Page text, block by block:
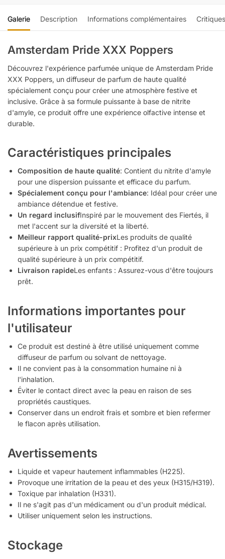
Galerie Description Informations complémentaires Critiques
Amsterdam Pride XXX Poppers
Découvrez l'expérience parfumée unique de Amsterdam Pride
XXX Poppers, un diffuseur de parfum de haute qualité
spécialement conçu pour créer une atmosphère festive et
inclusive. Grâce à sa formule puissante à base de nitrite
d'amyle, ce produit offre une expérience olfactive intense et
durable.
Caractéristiques principales
Composition de haute qualité: Contient du nitrite d'amyle
pour une dispersion puissante et efficace du parfum.
Spécialement conçu pour l'ambiance: Idéal pour créer une
ambiance détendue et festive.
Un regard inclusifInspiré par le mouvement des Fiertés, il
met l'accent sur la diversité et la liberté.
Meilleur rapport qualité-prixLes produits de qualité
supérieure à un prix compétitif : Profitez d'un produit de
qualité supérieure à un prix compétitif.
Livraison rapideLes enfants : Assurez-vous d'être toujours
prêt.
Informations importantes pour
l'utilisateur
Ce produit est destiné à être utilisé uniquement comme
diffuseur de parfum ou solvant de nettoyage.
Il ne convient pas à la consommation humaine ni à
l'inhalation.
Éviter le contact direct avec la peau en raison de ses
propriétés caustiques.
Conserver dans un endroit frais et sombre et bien refermer
le flacon après utilisation.
Avertissements
Liquide et vapeur hautement inflammables (H225).
Provoque une irritation de la peau et des yeux (H315/H319).
Toxique par inhalation (H331).
Il ne s'agit pas d'un médicament ou d'un produit médical.
Utiliser uniquement selon les instructions.
Stockage